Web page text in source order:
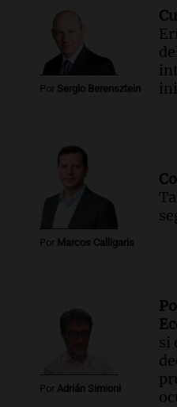
Por Sergio Berensztein
Por Marcos Calligaris
Por Adrián Simioni
si